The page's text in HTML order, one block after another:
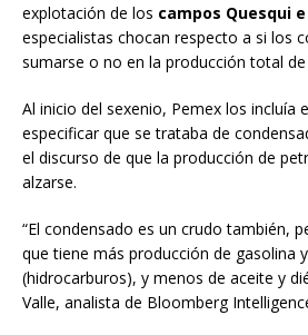
explotación de los campos Quesqui
especialistas chocan respecto a si los
sumarse o no en la producción total
Al inicio del sexenio, Pemex los incluía
especificar que se trataba de
el discurso de que la producción de
alzarse.
“El condensado es un crudo también,
que tiene más producción de gasolina
(hidrocarburos), y menos de aceite y
Valle, analista de Bloomberg